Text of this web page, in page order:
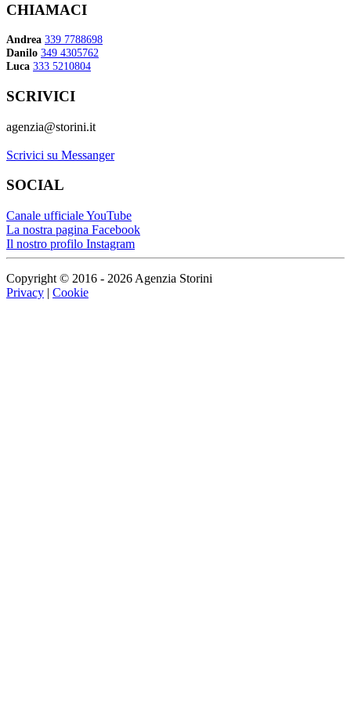
CHIAMACI
Andrea 339 7788698
Danilo 349 4305762
Luca 333 5210804
SCRIVICI
agenzia@storini.it
Scrivici su Messanger
SOCIAL
Canale ufficiale YouTube
La nostra pagina Facebook
Il nostro profilo Instagram
Copyright © 2016 - 2026 Agenzia Storini
Privacy | Cookie